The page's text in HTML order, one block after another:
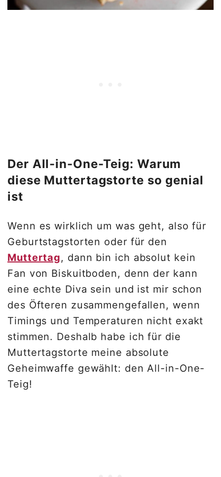
Der All-in-One-Teig: Warum
diese Muttertagstorte so genial
ist
Wenn es wirklich um was geht, also für
Geburtstagstorten oder für den
Muttertag, dann bin ich absolut kein
Fan von Biskuitboden, denn der kann
eine echte Diva sein und ist mir schon
des Öfteren zusammengefallen, wenn
Timings und Temperaturen nicht exakt
stimmen. Deshalb habe ich für die
Muttertagstorte meine absolute
Geheimwaffe gewählt: den All-in-One-
Teig!